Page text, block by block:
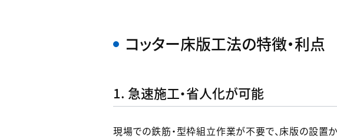
コッター床版工法の特徴・利点
1. 急速施工・省人化が可能
現場での鉄筋・型枠組立作業が不要で、床版の設